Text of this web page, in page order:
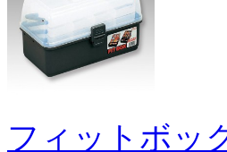
フィットボッ